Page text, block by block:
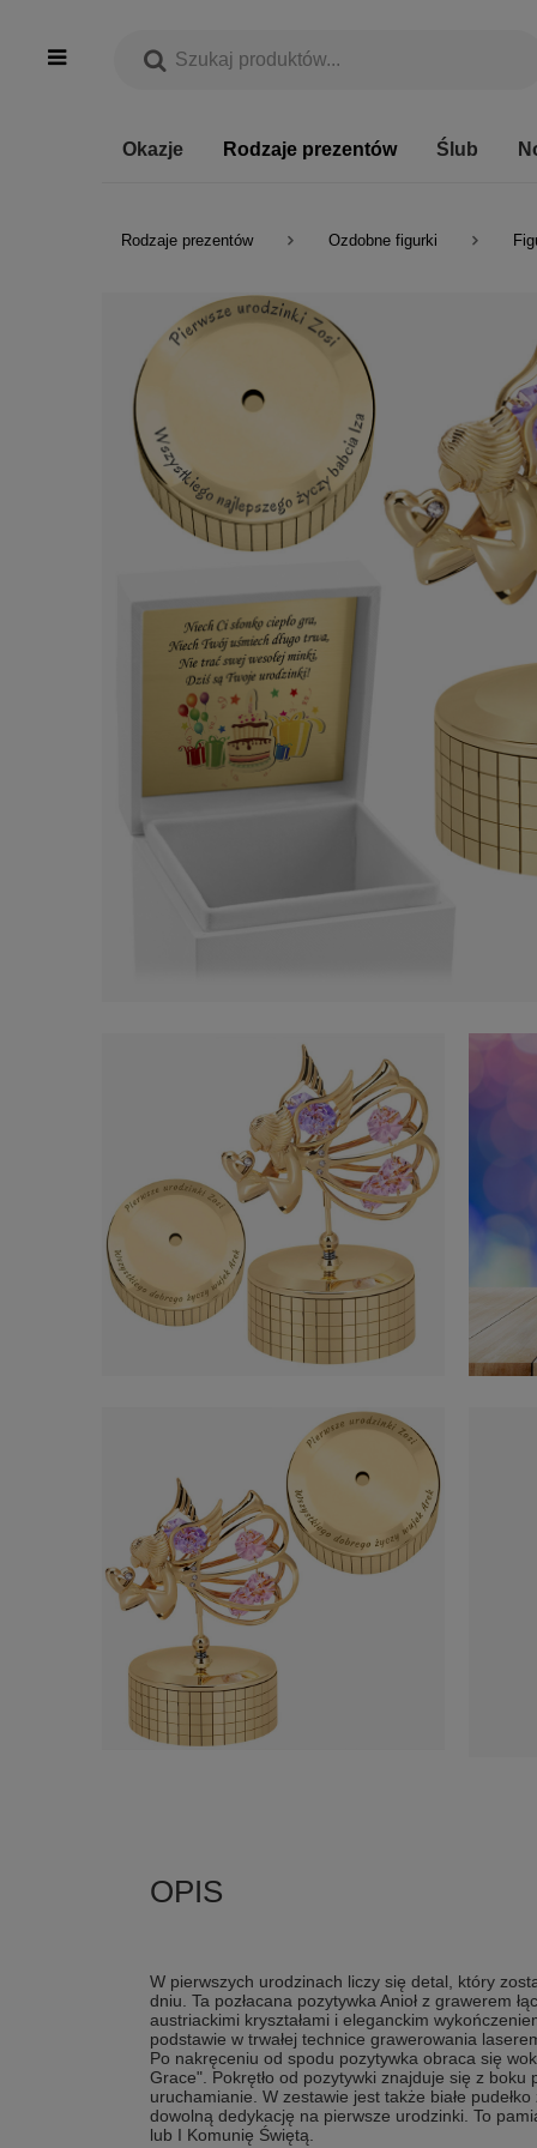
Okazje Rodzaje prezentów Ślub
Rodzaje prezentów Ozdobne figurki
W pierwszych urodzinach liczy się detal, który
dniu. Ta pozłacana pozytywka Anioł z grawerem
austriackimi kryształami i eleganckim
podstawie w trwałej technice grawerowania
Po nakręceniu od spodu pozytywka obraca się
Grace". Pokrętło od pozytywki znajduje się z boku
uruchamianie. W zestawie jest także białe
dowolną dedykację na pierwsze urodzinki. To
lub I Komunię Świętą.